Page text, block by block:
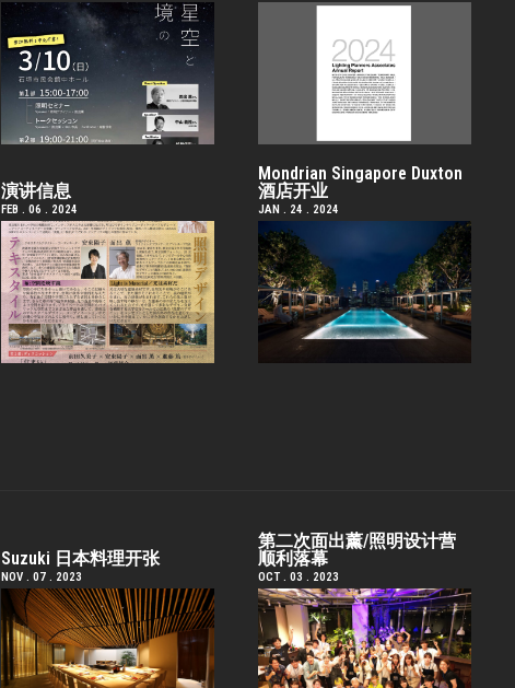
演讲信息
FEB . 06 . 2024
Mondrian Singapore Duxton
酒店开业
JAN . 24 . 2024
Suzuki 日本料理开张
NOV . 07 . 2023
第二次面出薰/照明设计营
顺利落幕
OCT . 03 . 2023